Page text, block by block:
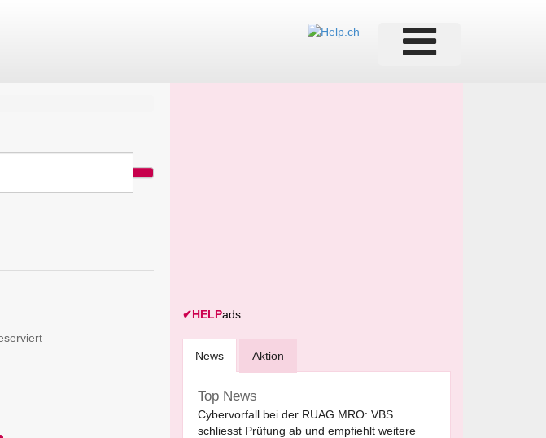
✔HELPads
News Aktion
Top News
Cybervorfall bei der RUAG MRO: VBS
schliesst Prüfung ab und empfiehlt weitere